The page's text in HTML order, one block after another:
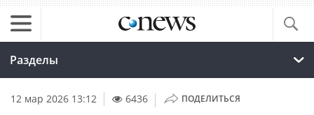
Разделы
12 мар 2026 13:12 6436 | ПОДЕЛИТЬСЯ